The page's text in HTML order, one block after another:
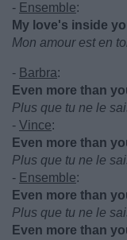
- Ensemble:
My love's inside
Mon amour est en
- Barbra:
Even more than
Plus que tu ne le
- Vince:
Even more than
Plus que tu ne le
- Ensemble:
Even more than
Plus que tu ne le
Even more than